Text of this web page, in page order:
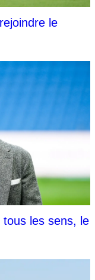
le
les sens, le